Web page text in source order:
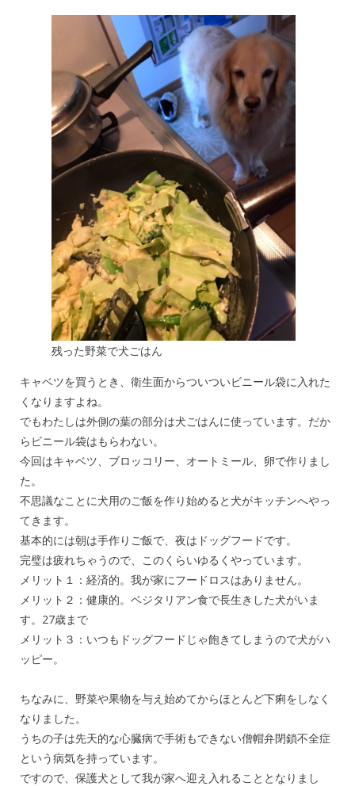
残った野菜で犬ごはん
キャベツを買うとき、衛生面からついついビニール袋に入れた
くなりますよね。
でもわたしは外側の葉の部分は犬ごはんに使っています。だか
らビニール袋はもらわない。
今回はキャベツ、ブロッコリー、オートミール、卵で作りまし
た。
不思議なことに犬用のご飯を作り始めると犬がキッチンへやっ
てきます。
基本的には朝は手作りご飯で、夜はドッグフードです。
完璧は疲れちゃうので、このくらいゆるくやっています。
メリット１：経済的。我が家にフードロスはありません。
メリット２：健康的。ベジタリアン食で長生きした犬がいま
す。27歳まで
メリット３：いつもドッグフードじゃ飽きてしまうので犬がハ
ッピー。
ちなみに、野菜や果物を与え始めてからほとんど下痢をしなく
なりました。
うちの子は先天的な心臓病で手術もできない僧帽弁閉鎖不全症
という病気を持っています。
ですので、保護犬として我が家へ迎え入れることとなりまし